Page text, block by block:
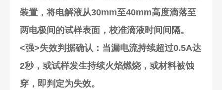
装置，将电解液从30mm至40mm高度滴落至
两电极间的试样表面，校准滴液时间间隔。
<强>失效判据确认 ：当漏电流持续超过0.5A达
2秒，或试样发生持续火焰燃烧，或材料被蚀
穿，即判定为失效。